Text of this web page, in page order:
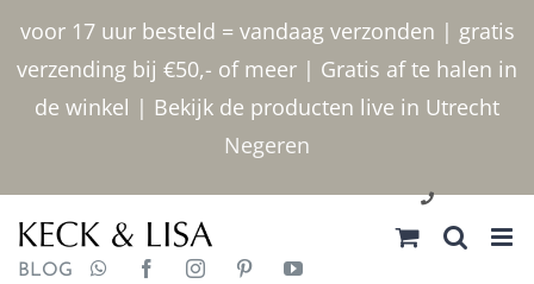
voor 17 uur besteld = vandaag verzonden | gratis
verzending bij €50,- of meer | Gratis af te halen in
de winkel | Bekijk de producten live in Utrecht
Negeren
inhoud
030 2400000
BLOG